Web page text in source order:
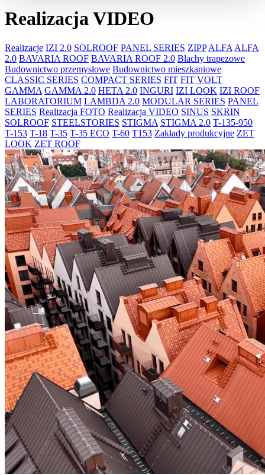
Realizacja VIDEO
Realizacje IZI 2.0 SOLROOF PANEL SERIES ZIPP ALFA ALFA
2.0 BAVARIA ROOF BAVARIA ROOF 2.0 Blachy trapezowe
Budownictwo przemysłowe Budownictwo mieszkaniowe
CLASSIC SERIES COMPACT SERIES FIT FIT VOLT
GAMMA GAMMA 2.0 HETA 2.0 INGURI IZI LOOK IZI ROOF
LABORATORIUM LAMBDA 2.0 MODULAR SERIES PANEL
SERIES Realizacja FOTO Realizacja VIDEO SINUS SKRIN
SOLROOF STEELSTORIES STIGMA STIGMA 2.0 T-135-950
T-153 T-18 T-35 T-35 ECO T-60 T153 Zakłady produkcyjne ZET
LOOK ZET ROOF